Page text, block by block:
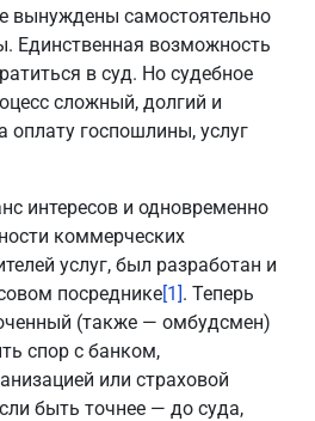
вынуждены самостоятельно
Единственная возможность
в суд. Но судебное
сложный, долгий и
оплату госпошлины, услуг
интересов и одновременно
коммерческих
услуг, был разработан и
посреднике[1]. Теперь
(также — омбудсмен)
спор с банком,
или страховой
быть точнее — до суда,